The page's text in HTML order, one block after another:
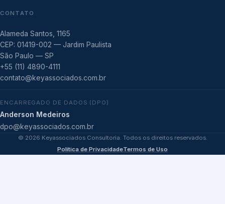
CONTATO
Alameda Santos, 1165
CEP: 01419-002 — Jardim Paulista
São Paulo — SP
+55 (11) 4890-4111
contato@keyassociados.com.br
ENCARREGADO DE DADOS (DPO)
Anderson Medeiros
dpo@keyassociados.com.br
© 2026 Keyassociados Consultoria. Todos os direitos reservados.
Política de PrivacidadeTermos de Uso